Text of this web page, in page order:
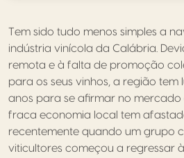
Tem sido tudo menos simples a
indústria vinícola da Calábria.
remota e à falta de promoção
para os seus vinhos, a região
anos para se afirmar no mercado
fraca economia local tem
recentemente quando um grupo
viticultores começou a regressar